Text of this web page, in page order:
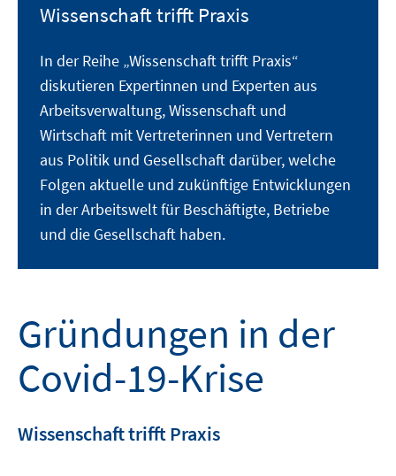
Wissenschaft trifft Praxis
In der Reihe „Wissenschaft trifft Praxis“
diskutieren Expertinnen und Experten aus
Arbeitsverwaltung, Wissenschaft und
Wirtschaft mit Vertreterinnen und Vertretern
aus Politik und Gesellschaft darüber, welche
Folgen aktuelle und zukünftige Entwicklungen
in der Arbeitswelt für Beschäftigte, Betriebe
und die Gesellschaft haben.
Gründungen in der
Covid-19-Krise
Wissenschaft trifft Praxis